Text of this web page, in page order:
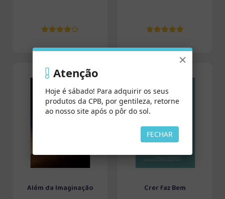
Além da Imaginação Crer faz Bem
×
Atenção
Hoje é sábado! Para adquirir os seus
produtos da CPB, por gentileza, retorne
ao nosso site após o pôr do sol.
FECHAR